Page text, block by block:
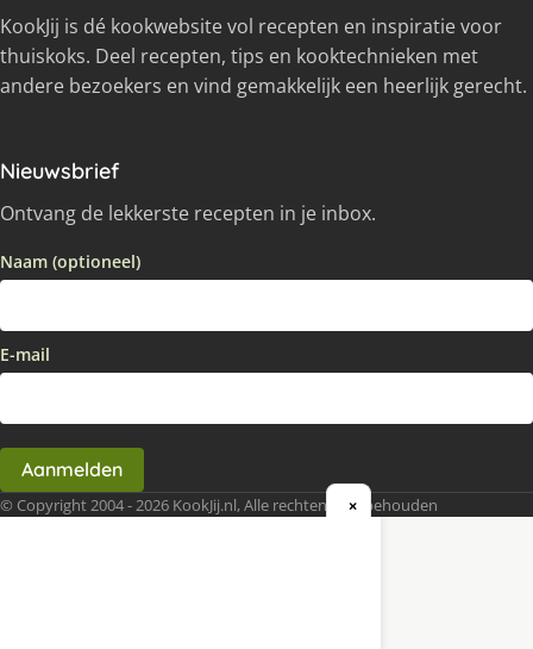
KookJij is dé kookwebsite vol recepten en inspiratie voor
thuiskoks. Deel recepten, tips en kooktechnieken met
andere bezoekers en vind gemakkelijk een heerlijk gerecht.
Nieuwsbrief
Ontvang de lekkerste recepten in je inbox.
Naam (optioneel)
E-mail
Aanmelden
© Copyright 2004 - 2026 KookJij.nl, Alle rechten voorbehouden
×